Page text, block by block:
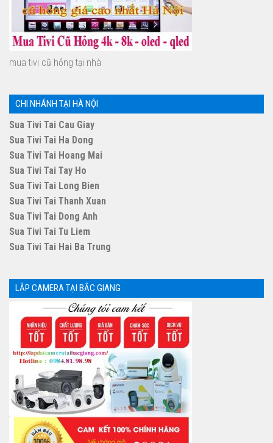
mua tivi cũ hỏng tại nhà
CHI NHÁNH TẠI HÀ NỘI
Sua Tivi Tai Cau Giay
Sua Tivi Tai Ha Dong
Sua Tivi Tai Hoang Mai
Sua Tivi Tai Tay Ho
Sua Tivi Tai Long Bien
Sua Tivi Tai Thanh Xuan
Sua Tivi Tai Dong Anh
Sua Tivi Tai Tu Liem
Sua Tivi Tai Hai Ba Trung
LẮP CAMERA TẠI BẮC GIANG